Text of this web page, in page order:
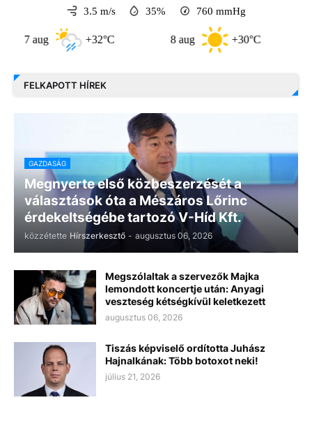
3.5 m/s 35% 760 mmHg
+32°C +30°C
FELKAPOTT HÍREK
GAZDASÁG
Megnyerte első közbeszerzését a
választások óta a Mészáros Lőrinc
érdekeltségébe tartozó V-Híd Kft.
közzétette Hírszerkesztő - augusztus 06, 2026
Megszólaltak a szervezők Majka
lemondott koncertje után: Anyagi
veszteség kétségkívül keletkezett
augusztus 06, 2026
Tiszás képviselő ordította Juhász
Hajnalkának: Több botoxot neki!
július 21, 2026